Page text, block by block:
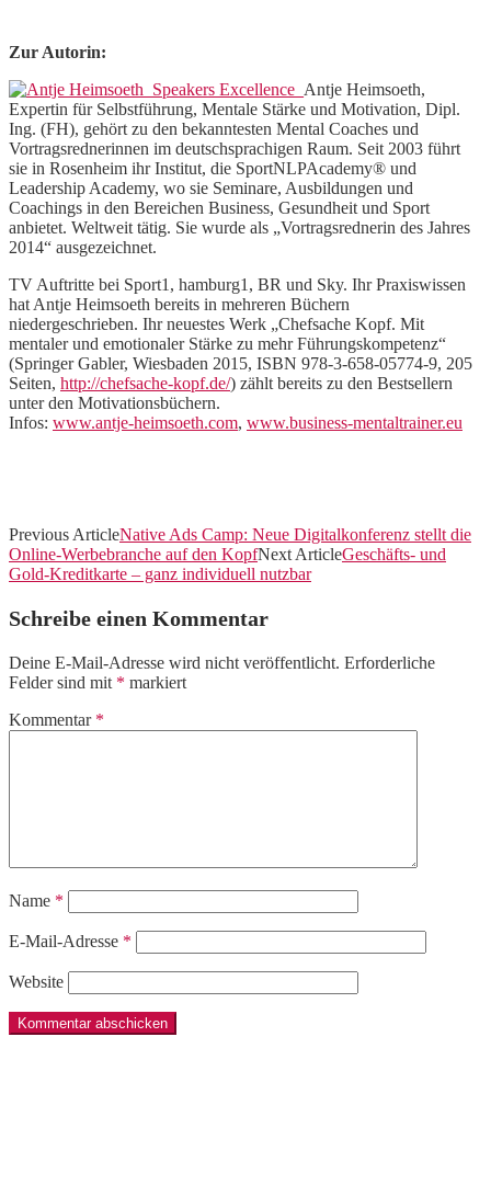
Zur Autorin:
Antje Heimsoeth,
Expertin für Selbstführung, Mentale Stärke und Motivation, Dipl.
Ing. (FH), gehört zu den bekanntesten Mental Coaches und
Vortragsrednerinnen im deutschsprachigen Raum. Seit 2003 führt
sie in Rosenheim ihr Institut, die SportNLPAcademy® und
Leadership Academy, wo sie Seminare, Ausbildungen und
Coachings in den Bereichen Business, Gesundheit und Sport
anbietet. Weltweit tätig. Sie wurde als „Vortragsrednerin des Jahres
2014“ ausgezeichnet.
TV Auftritte bei Sport1, hamburg1, BR und Sky. Ihr Praxiswissen
hat Antje Heimsoeth bereits in mehreren Büchern
niedergeschrieben. Ihr neuestes Werk „Chefsache Kopf. Mit
mentaler und emotionaler Stärke zu mehr Führungskompetenz“
(Springer Gabler, Wiesbaden 2015, ISBN 978-3-658-05774-9, 205
Seiten, http://chefsache-kopf.de/) zählt bereits zu den Bestsellern
unter den Motivationsbüchern.
Infos: www.antje-heimsoeth.com, www.business-mentaltrainer.eu
Previous ArticleNative Ads Camp: Neue Digitalkonferenz stellt die
Online-Werbebranche auf den KopfNext ArticleGeschäfts- und
Gold-Kreditkarte – ganz individuell nutzbar
Schreibe einen Kommentar
Deine E-Mail-Adresse wird nicht veröffentlicht. Erforderliche
Felder sind mit * markiert
Kommentar *
Name *
E-Mail-Adresse *
Website